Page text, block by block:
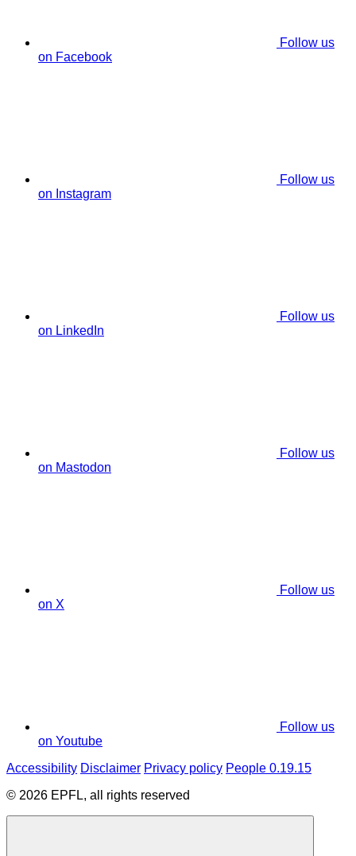
Follow us
on Facebook
Follow us
on Instagram
Follow us
on LinkedIn
Follow us
on Mastodon
Follow us
on X
Follow us
on Youtube
Accessibility Disclaimer Privacy policy People 0.19.15
© 2026 EPFL, all rights reserved